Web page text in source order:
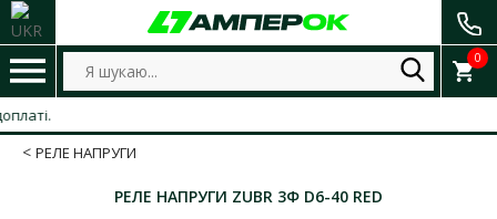
0
РЕЛЕ НАПРУГИ
РЕЛЕ НАПРУГИ ZUBR 3Ф D6-40 RED